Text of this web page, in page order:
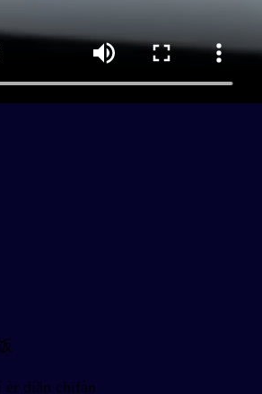
èr diǎn chīfàn